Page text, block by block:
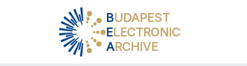
BUDAPEST
ELECTRONIC
ARCHIVE